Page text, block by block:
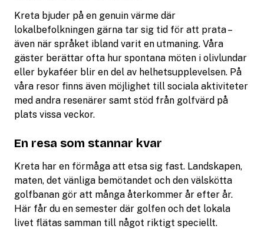
Kreta bjuder på en genuin värme där
lokalbefolkningen gärna tar sig tid för att prata –
även när språket ibland varit en utmaning. Våra
gäster berättar ofta hur spontana möten i olivlundar
eller bykaféer blir en del av helhetsupplevelsen. På
våra resor finns även möjlighet till sociala aktiviteter
med andra resenärer samt stöd från golfvärd på
plats vissa veckor.
En resa som stannar kvar
Kreta har en förmåga att etsa sig fast. Landskapen,
maten, det vänliga bemötandet och den välskötta
golfbanan gör att många återkommer år efter år.
Här får du en semester där golfen och det lokala
livet flätas samman till något riktigt speciellt.